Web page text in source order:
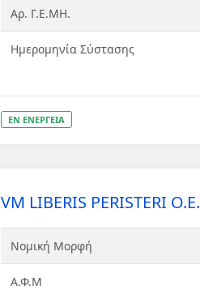
Αρ. Γ.Ε.ΜΗ.
Ημερομηνία Σύστασης
ΕΝ ΕΝΕΡΓΕΙΑ
VM LIBERIS PERISTERI Ο.Ε.
Νομική Μορφή
Α.Φ.Μ